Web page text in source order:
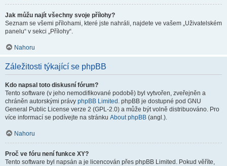
Jak můžu najít všechny svoje přílohy?
Seznam se všemi přílohami, které jste nahráli, najdete ve vašem „Uživatelském
panelu“ v sekci „Přílohy“.
Nahoru
Záležitosti týkající se phpBB
Kdo napsal toto diskusní fórum?
Tento software (v jeho nemodifikované podobě) byl vytvořen, zveřejněn a
chráněn autorskými právy phpBB Limited . phpBB je dostupné pod GNU
General Public License verze 2 (GPL-2.0) a může být volně distribuováno. Pro
více informací se podívejte na stránku About phpBB (angl.).
Nahoru
Proč ve fóru není funkce XY?
Tento software byl napsán a je licencován přes phpBB Limited. Pokud věříte,